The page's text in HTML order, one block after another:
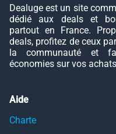
Dealuge est un site
dédié aux deals et
partout en France.
deals, profitez de ceux
la communauté et
économies sur vos
Aide
Charte